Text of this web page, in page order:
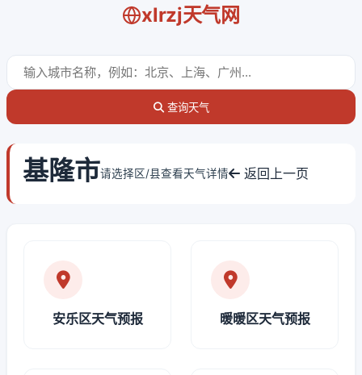
xlrzj天气网
查询天气
基隆市请选择区/县查看天气详情 返回上一页
安乐区天气预报 暖暖区天气预报